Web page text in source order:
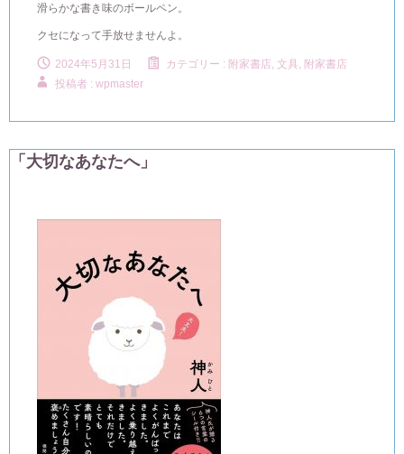
滑らかな書き味のボールペン。
クセになって手放せませんよ。
2024年5月31日 カテゴリー : 附家書店, 文具, 附家書店
投稿者 : wpmaster
「大切なあなたへ」